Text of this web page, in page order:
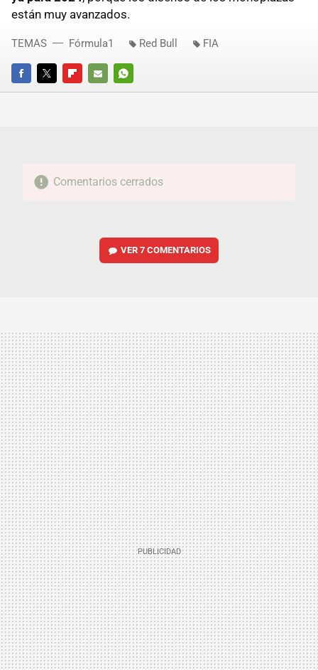
están muy avanzados.
FACEBOOKTWITTERFLIPBOARD
E-
WHATSAPP
TEMAS Fórmula1 Red Bull FIA
Comentarios cerrados
VER7 COMENTARIOS